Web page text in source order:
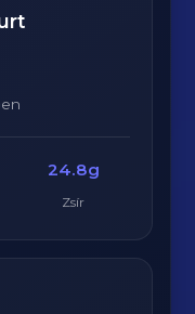
24.8g
Zsír